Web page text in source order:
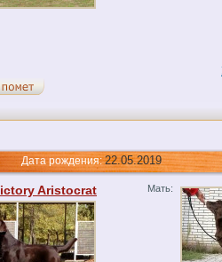
рождения:22.05.2019
Aristocrat Мать: